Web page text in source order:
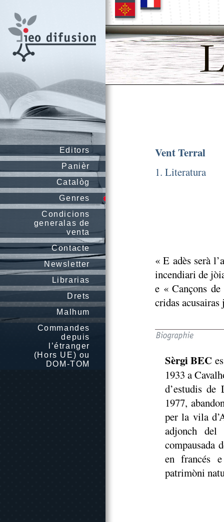
Editors
Panièr
Catalòg
Genres
Condicions
generalas de
venta
Contacte
Newsletter
Librarias
Drets
Malhum
Commandes
depuis
l’étranger
(Hors UE) ou
DOM-TOM
Vent Terral
1. Literatura
« E adès serà
incendiari de
e « Cançons
cridas
Sèrgi BEC
1933 a
d’estudis
1977,
per la vila
adjonch del
compausada
en francés
patrimòni